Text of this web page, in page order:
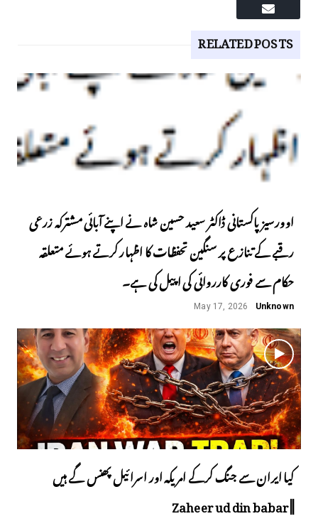
RELATED POSTS
اوورسیز پاکستانی ڈاکٹر سعید حسین شاہ نے اپنے آبائی مشترکہ زرعی
رقبے کے تنازع پر سنگین تحفظات کا اظہار کرتے ہوئے متعلقہ
حکام سے فوری کارروائی کی اپیل کی ہے۔
Unknown
May 17, 2026
کیا ایران سے جنگ کرکے امریکہ اور اسرائیل پھنس گے ہیں
||Zaheer ud din babar